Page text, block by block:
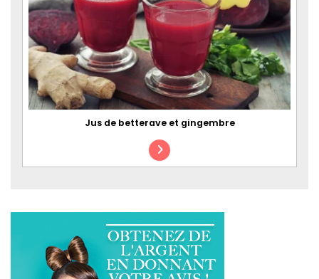
Jus de betterave et gingembre